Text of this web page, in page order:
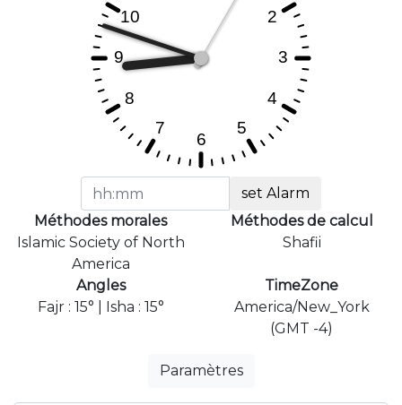
set Alarm
Méthodes morales
Islamic Society of North
America
Méthodes de calcul
Shafii
Angles
Fajr : 15° | Isha : 15°
TimeZone
America/New_York
(GMT -4)
Paramètres